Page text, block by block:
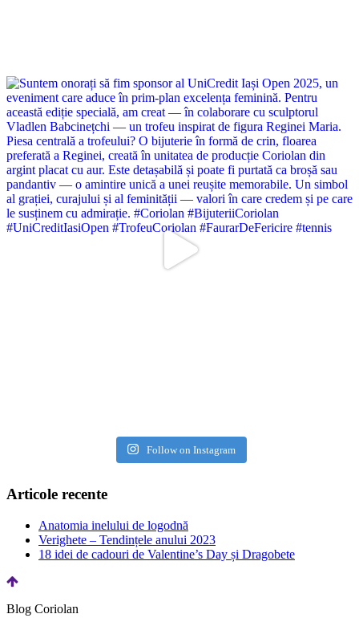
Follow on Instagram
Articole recente
Anatomia inelului de logodnă
Verighete – Tendințele anului 2023
18 idei de cadouri de Valentine’s Day și Dragobete
Blog Coriolan